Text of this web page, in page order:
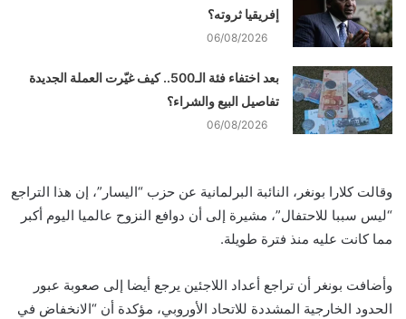
إفريقيا ثروته؟
06/08/2026
بعد اختفاء فئة الـ500.. كيف غيّرت العملة الجديدة
تفاصيل البيع والشراء؟
06/08/2026
وقالت كلارا بونغر، النائبة البرلمانية عن حزب “اليسار”، إن هذا التراجع
“ليس سببا للاحتفال”، مشيرة إلى أن دوافع النزوح عالميا اليوم أكبر
مما كانت عليه منذ فترة طويلة.
وأضافت بونغر أن تراجع أعداد اللاجئين يرجع أيضا إلى صعوبة عبور
الحدود الخارجية المشددة للاتحاد الأوروبي، مؤكدة أن “الانخفاض في